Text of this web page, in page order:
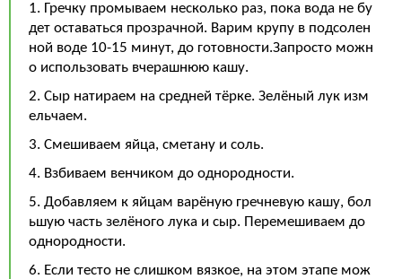
1. Гречку промываем несколько раз, пока вода не бу
дет оставаться прозрачной. Варим крупу в подсолен
ной воде 10-15 минут, до готовности.Запросто можн
о использовать вчерашнюю кашу.
2. Сыр натираем на средней тёрке. Зелёный лук изм
ельчаем.
3. Смешиваем яйца, сметану и соль.
4. Взбиваем венчиком до однородности.
5. Добавляем к яйцам варёную гречневую кашу, бол
ьшую часть зелёного лука и сыр. Перемешиваем до
однородности.
6. Если тесто не слишком вязкое, на этом этапе мож